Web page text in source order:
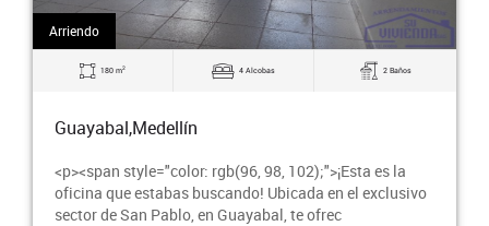
Arriendo
180 m2 4 Alcobas 2 Baños
Guayabal,Medellín
<p><span style="color: rgb(96, 98, 102);">¡Esta es la
oficina que estabas buscando! Ubicada en el exclusivo
sector de San Pablo, en Guayabal, te ofrec